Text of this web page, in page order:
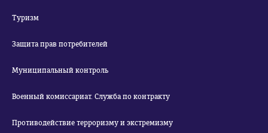
Туризм
Защита прав потребителей
Муниципальный контроль
Военный комиссариат. Служба по контракту
Противодействие терроризму и экстремизму